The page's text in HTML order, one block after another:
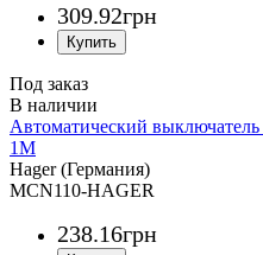
309.92грн
Под заказ
Автоматический
1M
Hager (Германия)
MCN110-HAGER
238.16грн